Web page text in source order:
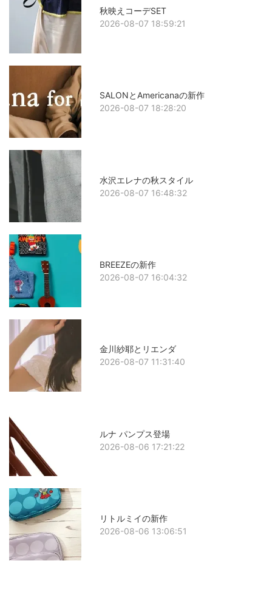
秋映えコーデSET
2026-08-07 18:59:21
SALONとAmericanaの新作
2026-08-07 18:28:20
水沢エレナの秋スタイル
2026-08-07 16:48:32
BREEZEの新作
2026-08-07 16:04:32
金川紗耶とリエンダ
2026-08-07 11:31:40
ルナ パンプス登場
2026-08-06 17:21:22
リトルミイの新作
2026-08-06 13:06:51